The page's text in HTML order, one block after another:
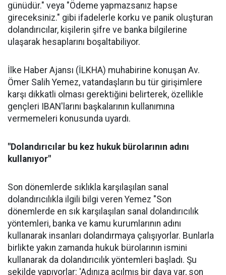
günüdür." veya "Ödeme yapmazsanız hapse
gireceksiniz." gibi ifadelerle korku ve panik oluşturan
dolandırıcılar, kişilerin şifre ve banka bilgilerine
ulaşarak hesaplarını boşaltabiliyor.
İlke Haber Ajansı (İLKHA) muhabirine konuşan Av.
Ömer Salih Yemez, vatandaşların bu tür girişimlere
karşı dikkatli olması gerektiğini belirterek, özellikle
gençleri IBAN'larını başkalarının kullanımına
vermemeleri konusunda uyardı.
"Dolandırıcılar bu kez hukuk bürolarının adını
kullanıyor"
Son dönemlerde sıklıkla karşılaşılan sanal
dolandırıcılıkla ilgili bilgi veren Yemez "Son
dönemlerde en sık karşılaşılan sanal dolandırıcılık
yöntemleri, banka ve kamu kurumlarının adını
kullanarak insanları dolandırmaya çalışıyorlar. Bunlarla
birlikte yakın zamanda hukuk bürolarının ismini
kullanarak da dolandırıcılık yöntemleri başladı. Şu
şekilde yapıyorlar: 'Adınıza açılmış bir dava var, son